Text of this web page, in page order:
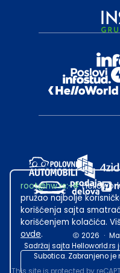
2026 ·
Sadržaj sajta Helloworld.rs
Subotica. Zabranjeno je
root@hw.rs:~#
pružao najbolje
korišćenja sajta
korišćenjem kolačića.
ovde.